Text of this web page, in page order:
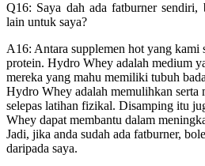
Q16: Saya dah ada fatburner sendiri,
lain untuk saya?
A16: Antara supplemen hot yang kami
protein. Hydro Whey adalah medium
mereka yang mahu memiliki tubuh
Hydro Whey adalah memulihkan serta
selepas latihan fizikal. Disamping itu
Whey dapat membantu dalam
Jadi, jika anda sudah ada fatburner,
daripada saya.